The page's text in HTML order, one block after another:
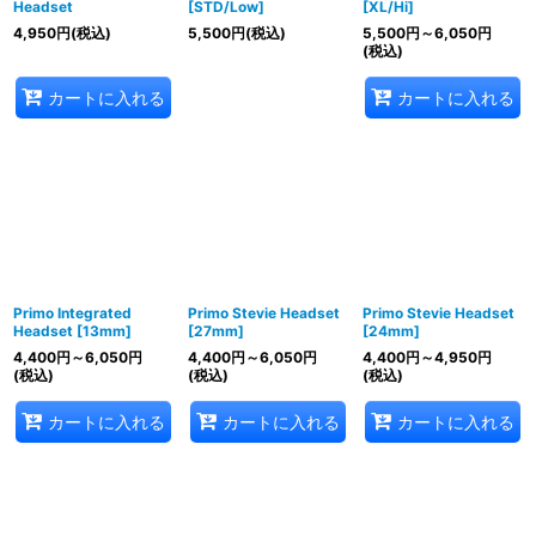
Headset
4,950円(税込)
カートに入れる
[STD/Low]
5,500円(税込)
[XL/Hi]
5,500円 ～6,050円
(税込)
カートに入れる
Primo Integrated
Headset [13mm]
4,400円 ～6,050円
(税込)
カートに入れる
Primo Stevie Headset
[27mm]
4,400円 ～6,050円
(税込)
カートに入れる
Primo Stevie Headset
[24mm]
4,400円 ～4,950円
(税込)
カートに入れる